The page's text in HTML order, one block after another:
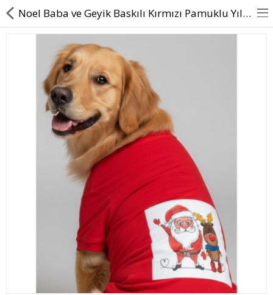
BASINDA BİZ
KÖPEKLER İÇİN
KEDİLER İÇİN
A. Listem (0)
Noel Baba ve Geyik Baskılı Kırmızı Pamuklu Yılbaşı Köpek Tişörtü | Orta ve Büyük Irklar İçin